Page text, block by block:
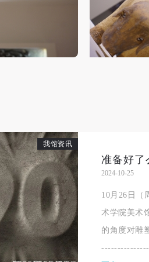
我馆资讯
2024-10-25
10月26日（
术学院美术
的角度对雕
快捷登录
手机号码
可使用雅昌艺术网会员
央美术学院美术馆出版授权协议书
人完全同意《中央美术学院美术馆》（
术学院资料库》《中央美术学院美术馆
构和平台，在中央美术学院中使用和在
享受相关权益。
央美术学院美术馆活动安全免责协议书
一条
次活动公平公正、自愿参加与退出、风
，参加者应有必要的风险意识。
二条
央美术学院美术馆出版授权协议书
人完全同意《中央美术学院美术馆》（
术学院资料库》《中央美术学院美术馆
构和平台，在中央美术学院中使用和在
享受相关权益。
央美术学院美术馆活动安全免责协议书
一条
次活动公平公正、自愿参加与退出、风
，参加者应有必要的风险意识。
二条
央美术学院美术馆出版授权协议书
人完全同意《中央美术学院美术馆》（
术学院资料库》《中央美术学院美术馆
构和平台，在中央美术学院中使用和在
享受相关权益。
央美术学院美术馆活动安全免责协议书
一条
次活动公平公正、自愿参加与退出、风
，参加者应有必要的风险意识。
二条